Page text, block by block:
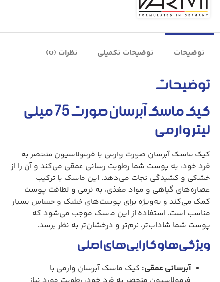
توضیحات توضیحات تکمیلی نظرات (0)
توضیحات
کیک ماسک آبرسان صورت 75 میلی
لیتر وارمی
کیک ماسک آبرسان صورت وارمی با فرمولاسیون منحصر به
فرد خود، به پوست شما رطوبت رسانی عمقی می‌کند و آن را از
خشکی و کشیدگی نجات می‌دهد. این ماسک با ترکیب
عصاره‌های گیاهی و مواد مغذی، به نرمی و لطافت پوست
کمک می‌کند و به‌ویژه برای پوست‌های خشک و حساس بسیار
مناسب است. استفاده از این ماسک موجب می‌شود که
پوست شما شاداب‌تر، نرم‌تر و درخشان‌تر به نظر برسد.
ویژگی‌ها و کارایی‌های اصلی
آبرسانی عمقی: کیک ماسک آبرسان وارمی با